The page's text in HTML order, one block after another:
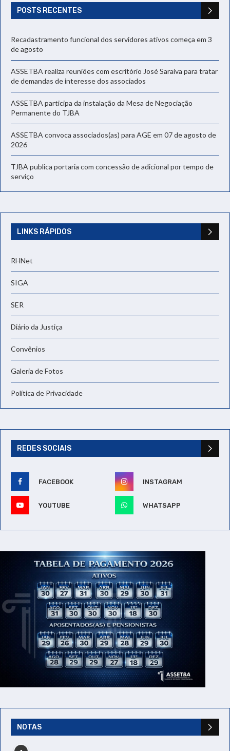
POSTS RECENTES
Recadastramento funcional dos servidores ativos começa em 3
de agosto
ASSETBA realiza reuniões com escritório José Saraiva para tratar
de demandas de interesse dos associados
ASSETBA participa da instalação da Mesa de Negociação
Permanente do TJBA
ASSETBA convoca associados(as) para AGE em 07 de agosto de
2026
TJBA publica portaria com concessão de adicional por tempo de
serviço
LINKS RÁPIDOS
RHNet
SIGA
SER
Diário da Justiça
Convênios
Galeria de Fotos
Política de Privacidade
REDES SOCIAIS
FACEBOOK INSTAGRAM
YOUTUBE WHATSAPP
NOTAS